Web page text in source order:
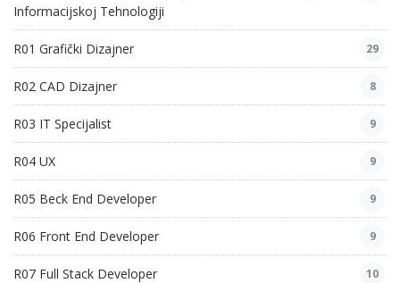
Informacijskoj Tehnologiji
R01 Grafički Dizajner 29
R02 CAD Dizajner 8
R03 IT Specijalist 9
R04 UX 9
R05 Beck End Developer 9
R06 Front End Developer 9
R07 Full Stack Developer 10